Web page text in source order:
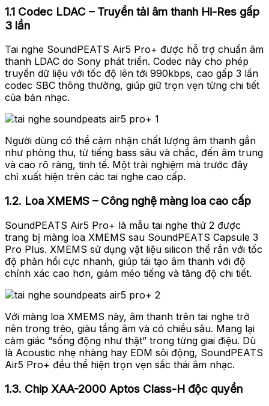
1.1 Codec LDAC – Truyền tải âm thanh Hi-Res gấp
3 lần
Tai nghe SoundPEATS Air5 Pro+ được hỗ trợ chuẩn âm
thanh LDAC do Sony phát triển. Codec này cho phép
truyền dữ liệu với tốc độ lên tới 990kbps, cao gấp 3 lần
codec SBC thông thường, giúp giữ trọn vẹn từng chi tiết
của bản nhạc.
Người dùng có thể cảm nhận chất lượng âm thanh gần
như phòng thu, từ tiếng bass sâu và chắc, đến âm trung
và cao rõ ràng, tinh tế. Một trải nghiệm mà trước đây
chỉ xuất hiện trên các tai nghe cao cấp.
1.2. Loa XMEMS – Công nghệ màng loa cao cấp
SoundPEATS Air5 Pro+ là mẫu tai nghe thứ 2 được
trang bị màng loa XMEMS sau SoundPEATS Capsule 3
Pro Plus. XMEMS sử dụng vật liệu silicon thể rắn với tốc
độ phản hồi cực nhanh, giúp tái tạo âm thanh với độ
chính xác cao hơn, giảm méo tiếng và tăng độ chi tiết.
Với màng loa XMEMS này, âm thanh trên tai nghe trở
nên trong trẻo, giàu tầng âm và có chiều sâu. Mang lại
cảm giác “sống động như thật” trong từng giai điệu. Dù
là Acoustic nhẹ nhàng hay EDM sôi động, SoundPEATS
Air5 Pro+ đều thể hiện trọn vẹn sắc thái âm nhạc.
1.3. Chip XAA-2000 Aptos Class-H độc quyền